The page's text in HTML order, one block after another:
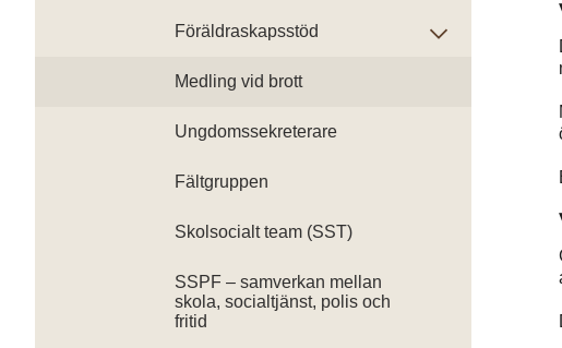
Föräldraskapsstöd
Medling vid brott
Ungdomssekreterare
Fältgruppen
Skolsocialt team (SST)
SSPF – samverkan mellan
skola, socialtjänst, polis och
fritid